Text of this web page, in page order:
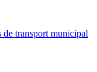
de transport municipal